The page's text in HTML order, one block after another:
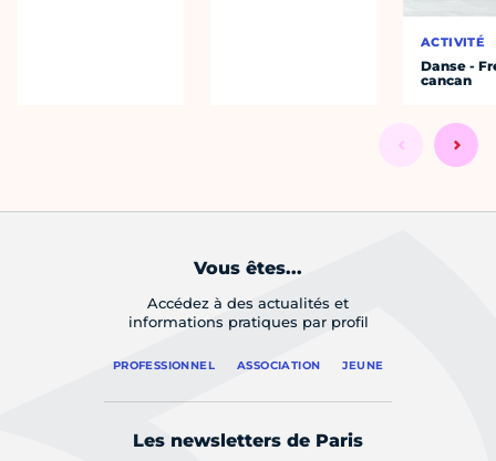
ACTIVITÉ
Danse -
cancan
Vous êtes...
Accédez à des actualités et
informations pratiques par profil
PROFESSIONNEL ASSOCIATION JEUNE
Les newsletters de Paris